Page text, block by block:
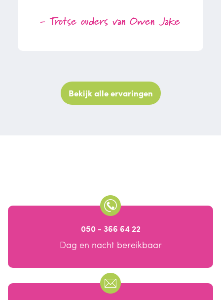
- Trotse ouders van Owen Jake
Bekijk alle ervaringen
050 - 366 64 22
Dag en nacht bereikbaar